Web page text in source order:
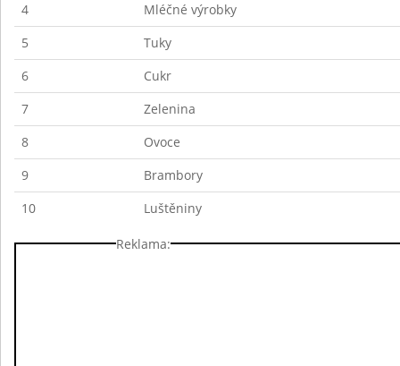
4
Mléčné výrobky
5
Tuky
6
Cukr
7
Zelenina
8
Ovoce
9
Brambory
10
Luštěniny
Reklama: